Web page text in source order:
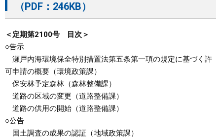
（PDF：246KB）
＜定期第2100号 目次＞
○告示
瀬戸内海環境保全特別措置法第五条第一項の規定に基づく許
可申請の概要（環境政策課）
保安林予定森林（森林整備課）
道路の区域の変更（道路整備課）
道路の供用の開始（道路整備課）
○公告
国土調査の成果の認証（地域政策課）